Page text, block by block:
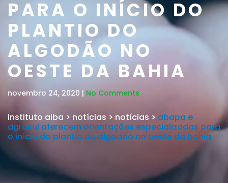
PARA O INÍCIO DO
PLANTIO DO
ALGODÃO NO
OESTE DA BAHIA
novembro 24, 2020 | No Comments
instituto aiba > notícias > notícias > abapa e
agrosul oferecem orientações especializadas para
o início do plantio do algodão no oeste da bahia